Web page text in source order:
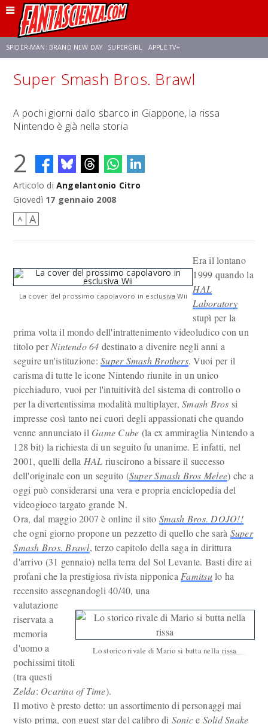
SPIDER-MAN: BRAND NEW DAY SUPERGIRL APPLE TV+
FRANCO RICCIARDIELLO ZENDAYA STAR TREK AVENGERS: DOOMSDAY
NETFLIX SADIE SINK STAR TREK: STRANGE NEW WORLDS
Super Smash Bros. Brawl
A pochi giorni dallo sbarco in Giappone, la rissa
Nintendo è già nella storia
2
Articolo di Angelantonio Citro
Giovedì 17 gennaio 2008
A A
La cover del prossimo capolavoro in esclusiva Wii
Era il lontano
1999 quando la
HAL
Laboratory
stupì per la
prima volta il mondo dell'intrattenimento videoludico con un
titolo perNintendo 64 destinato a divenire negli anni a
seguire un'istituzione:Super Smash Brothers. Vuoi per il
carisma di tutte le icone Nintendo riunite in un unico
picchiaduro, vuoi per l'intuitività del sistema di controllo o
per la divertentissima modalità multiplayer,Smash Bros si
impresse così tanto nei cuori degli appassionati che quando
venne annunciato il Game Cube (la ex ammiraglia Nintendo a
128 bit) la richiesta di un seguito fu unanime. E infatti, nel
2001, quelli della HAL riuscirono a bissare il successo
dell'originale con un seguito (Super Smash Bros Melee) che a
oggi può considerarsi una vera e propria enciclopedia del
videogioco targato grande N.
Ora, dal maggio 2007 è online il sito Smash Bros. DOJO!!
che ogni giorno propone un pezzetto di quello che sarà Super
Smash Bros. Brawl, terzo capitolo della saga in dirittura
d'arrivo (31 gennaio) nella terra del Sol Levante. Basti dire ai
profani che la prestigiosa rivista nipponica Famitsulo ha
recensito assegnandogli 40/40, una
Lo storico rivale di Mario si butta nella rissa
valutazione
riservata a
memoria
d'uomo a
pochissimi titoli
(tra questi
Zelda: Ocarina of Time).
Il motivo è presto detto: un assortimento di personaggi mai
visto prima, con guest star del calibro di Sonice Solid Snake